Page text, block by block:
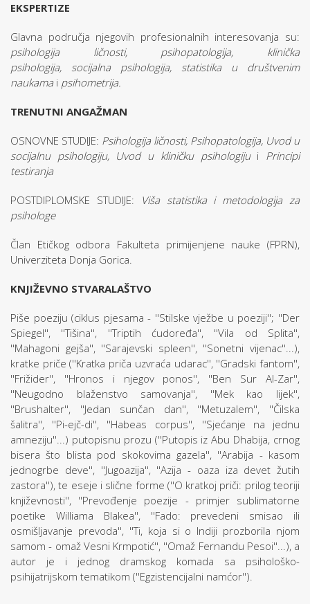
EKSPERTIZE
Glavna područja njegovih profesionalnih interesovanja su:
psihologija ličnosti, psihopatologija, klinička
psihologija,
socijalna psihologija, statistika u društvenim
naukamai psihometrija.
TRENUTNI ANGAŽMAN
OSNOVNE STUDIJE: Psihologija ličnosti, Psihopatologija, Uvod u
socijalnu psihologiju, Uvod u kliničku psihologijui Principi
testiranja
POSTDIPLOMSKE STUDIJE: Viša statistika i metodologija za
psihologe
Član Etičkog odbora Fakulteta primijenjene nauke (FPRN),
Univerziteta Donja Gorica.
KNJIŽEVNO STVARALAŠTVO
Piše poeziju (ciklus pjesama - ''Stilske vježbe u poeziji''; ''Der
Spiegel'', ''Tišina'', ''Triptih ćudoređa'', ''Vila od Splita'',
''Mahagoni gejša'', ''Sarajevski spleen'', ''Sonetni vijenac''...),
kratke priče (''Kratka priča uzvraća udarac'', ''Gradski fantom'',
''Frižider'', ''Hronos i njegov ponos'', ''Ben Sur Al-Zar'',
''Neugodno blaženstvo samovanja'', ''Mek kao lijek'',
''Brushalter'', ''Jedan sunčan dan'', ''Metuzalem'', ''Čilska
šalitra'', ''Pi-ejč-di'', ''Habeas corpus'', ''Sjećanje na jednu
amneziju''...) putopisnu prozu (''Putopis iz Abu Dhabija, crnog
bisera što blista pod skokovima gazela'', ''Arabija - kasom
jednogrbe deve'', ''Jugoazija'', ''Azija - oaza iza devet žutih
zastora''), te eseje i slične forme (''O kratkoj priči: prilog teoriji
književnosti'', ''Prevođenje poezije - primjer sublimatorne
poetike Williama Blakea'', ''Fado: prevedeni smisao ili
osmišljavanje prevoda'', ''Ti, koja si o Indiji prozborila njom
samom - omaž Vesni Krmpotić'', ''Omaž Fernandu Pesoi''...), a
autor je i jednog dramskog komada sa psihološko-
psihijatrijskom tematikom (''Egzistencijalni namćor'').